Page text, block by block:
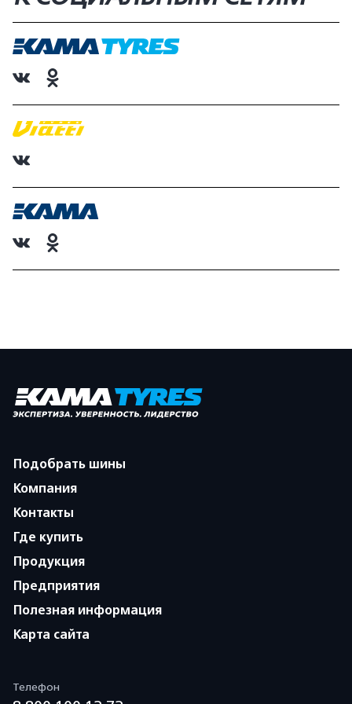
Подобрать шины
Компания
Контакты
Где купить
Продукция
Предприятия
Полезная информация
Карта сайта
Телефон